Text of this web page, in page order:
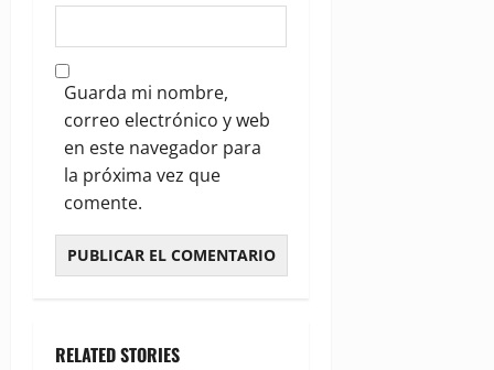
Guarda mi nombre,
correo electrónico y web
en este navegador para
la próxima vez que
comente.
RELATED STORIES